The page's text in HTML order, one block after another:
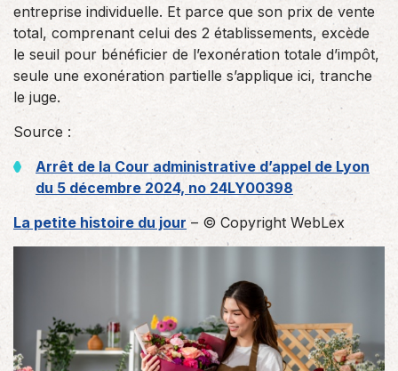
entreprise individuelle. Et parce que son prix de vente
total, comprenant celui des 2 établissements, excède
le seuil pour bénéficier de l’exonération totale d’impôt,
seule une exonération partielle s’applique ici, tranche
le juge.
Source :
Arrêt de la Cour administrative d’appel de Lyon
du 5 décembre 2024, no 24LY00398
La petite histoire du jour – © Copyright WebLex